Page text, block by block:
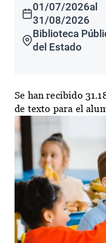
01/07/2026al
31/08/2026
Biblioteca
del Estado
Se han recibido
de texto para el